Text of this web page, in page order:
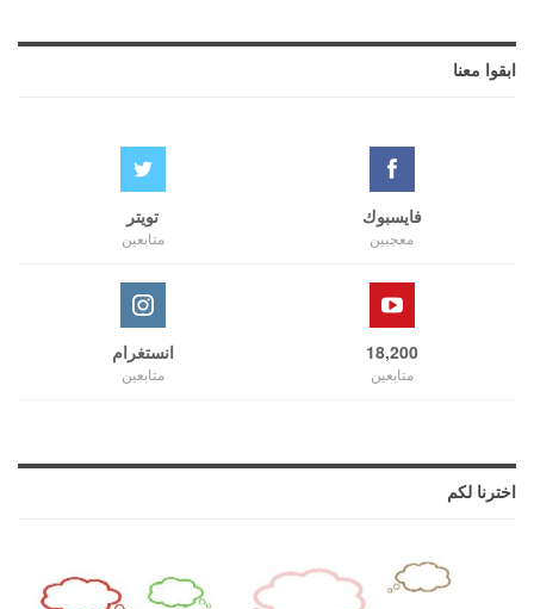
ابقوا معنا
فايسبوك
معجبين
تويتر
متابعين
18,200
متابعين
انستغرام
متابعين
اخترنا لكم